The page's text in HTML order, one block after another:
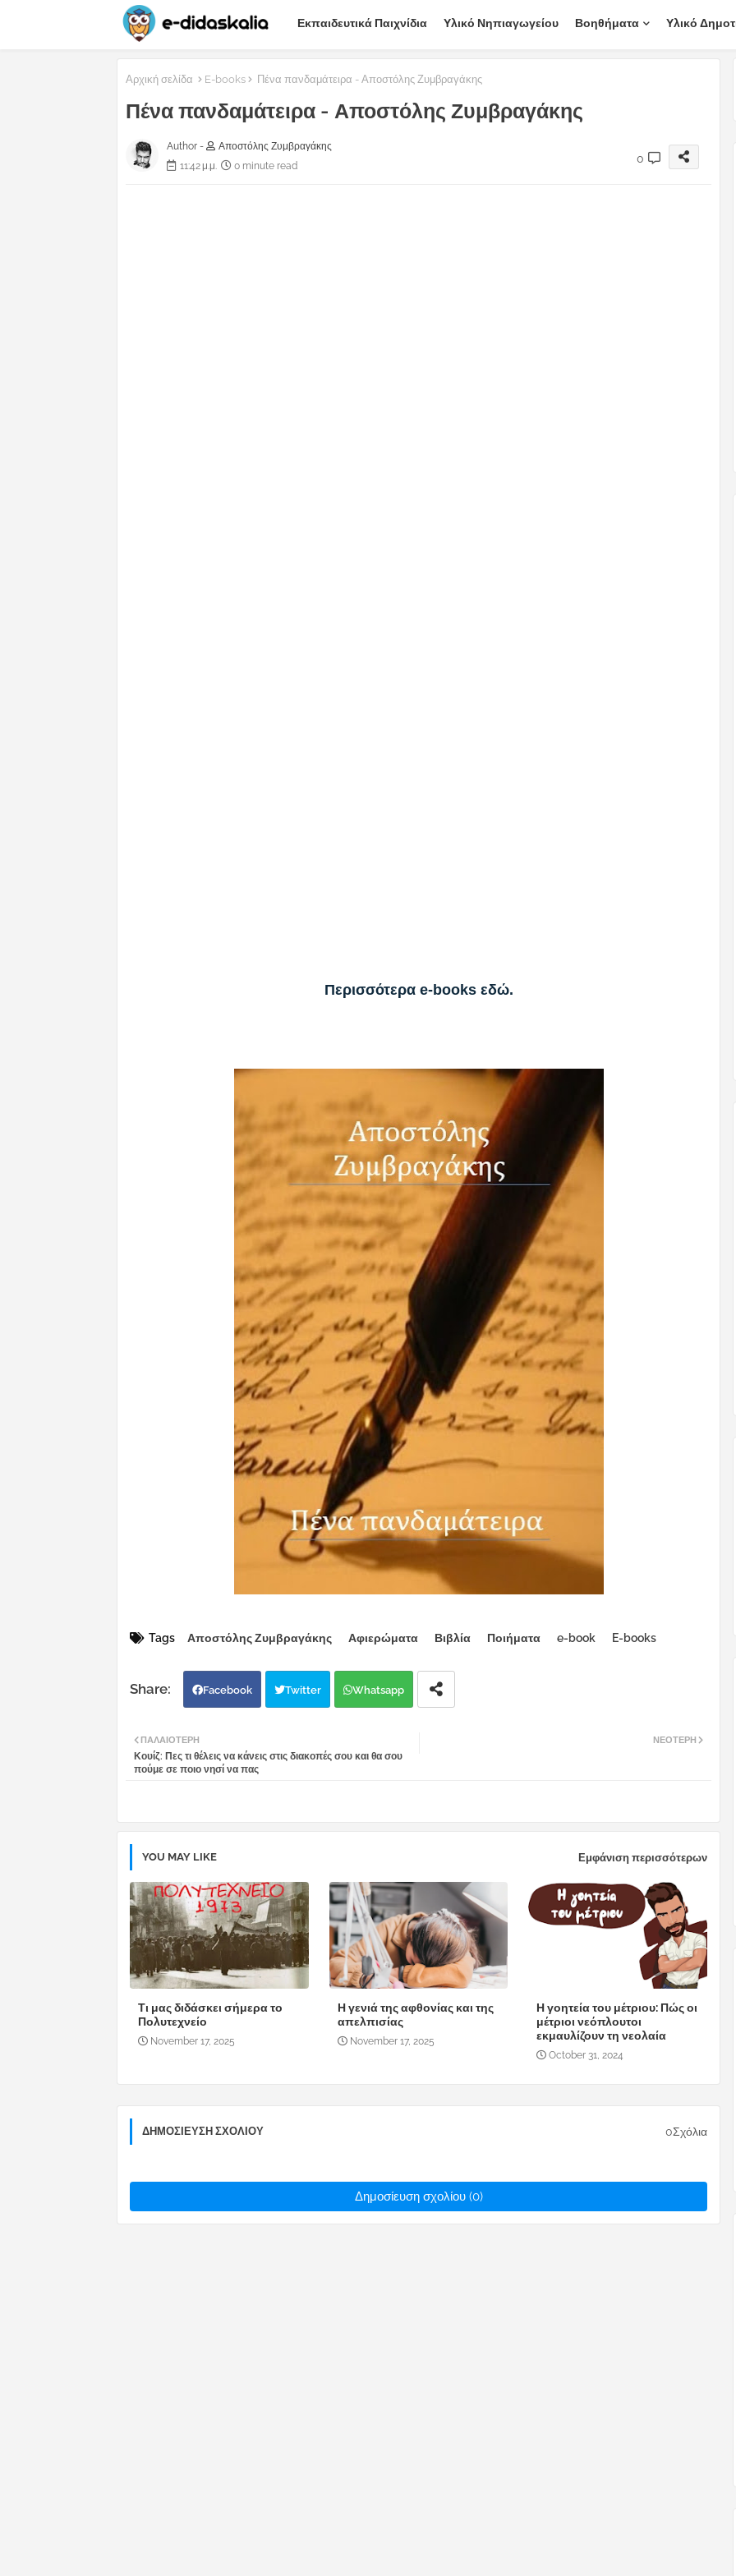
Εκπαιδευτικά Παιχνίδια Υλικό Νηπιαγωγείου Βοηθήματα Υλικό
Αρχική σελίδα E-books Πένα πανδαμάτειρα - Αποστόλης Ζυμβραγάκης
Πένα πανδαμάτειρα - Αποστόλης Ζυμβραγάκης
Author -
Αποστόλης Ζυμβραγάκης
11:42 μ.μ.
0 minute read
0
Περισσότερα e-books εδώ.
Tags Αποστόλης Ζυμβραγάκης Αφιερώματα Βιβλία Ποιήματα e-book E-books
Facebook Twitter Whatsapp
ΝΕΌΤΕΡΗ
ΠΑΛΑΙΌΤΕΡΗ
Κουίζ: Πες τι θέλεις να κάνεις στις διακοπές σου και θα σου
πούμε σε ποιο νησί να πας
YOU MAY LIKE Εμφάνιση περισσότερων
Τι μας διδάσκει σήμερα το
Πολυτεχνείο
November 17, 2025
Η γενιά της αφθονίας και της
απελπισίας
November 17, 2025
Η γοητεία του μέτριου: Πώς οι
μέτριοι νεόπλουτοι
εκμαυλίζουν τη νεολαία
October 31, 2024
ΔΗΜΟΣΊΕΥΣΗ ΣΧΟΛΊΟΥ 0Σχόλια
Δημοσίευση σχολίου (0)